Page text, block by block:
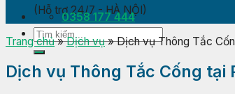
(Hỗ trợ 24/7 - HÀ NỘI)
0358 177 444
Trang chủ»Dịch vụ»Dịch vụ Thông Tắc
Dịch vụ Thông Tắc Cống tại